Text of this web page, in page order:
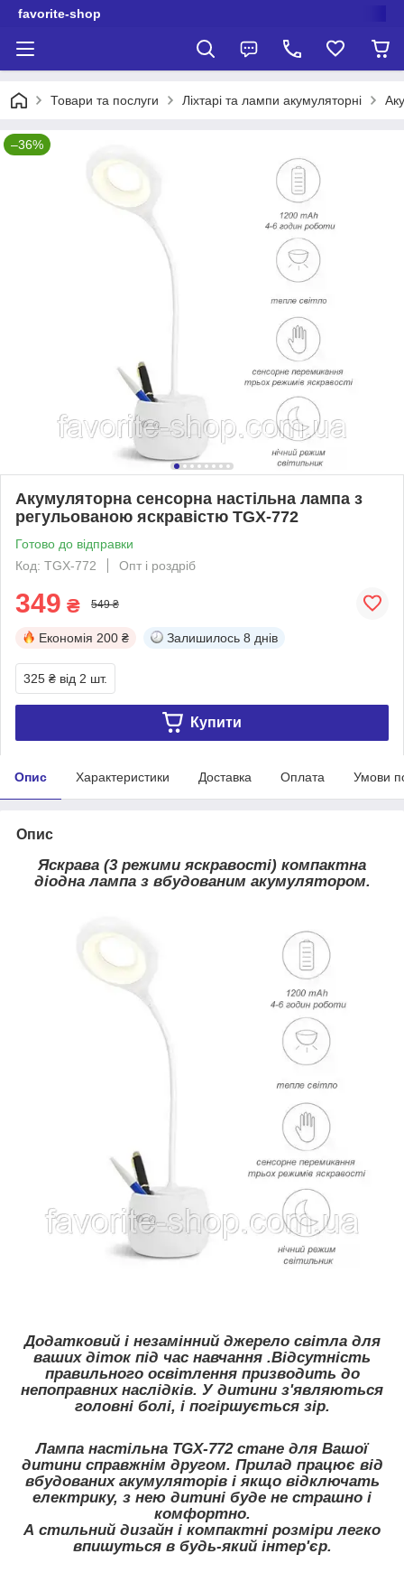
favorite-shop
Товари та послуги Ліхтарі та лампи акумуляторні
–36%
Акумуляторна сенсорна настільна лампа з
регульованою яскравістю TGX-772
Готово до відправки
Код: TGX-772
Опт і роздріб
349 ₴ 549 ₴
Економія 200 ₴ Залишилось 8 днів
325 ₴ від 2 шт.
Купити
Опис Характеристики Доставка Оплата Умови
Опис
Яскрава (3 режими яскравості) компактна
діодна лампа з вбудованим акумулятором.
Додатковий і незамінний джерело світла для
ваших діток під час навчання .Відсутність
правильного освітлення призводить до
непоправних наслідків. У дитини з'являються
головні болі, і погіршується зір.
Лампа настільна TGX-772 стане для Вашої
дитини справжнім другом. Прилад працює від
вбудованих акумуляторів і якщо відключать
електрику, з нею дитині буде не страшно і
комфортно.
А стильний дизайн і компактні розміри легко
впишуться в будь-який інтер'єр.